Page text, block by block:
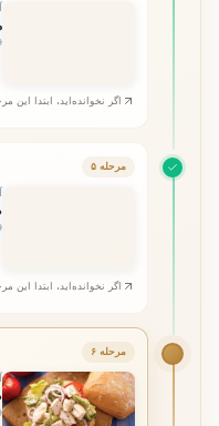
اگر نخوانده‌اید، ابتدا این
مرحله ۵
اگر نخوانده‌اید، ابتدا این
مرحله ۶